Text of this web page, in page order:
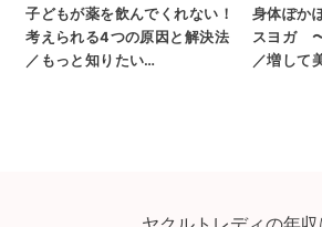
子どもが薬を飲んでくれない！
考えられる4つの原因と解決法
／もっと知りたい…
身体ぽか
スヨガ
／増して